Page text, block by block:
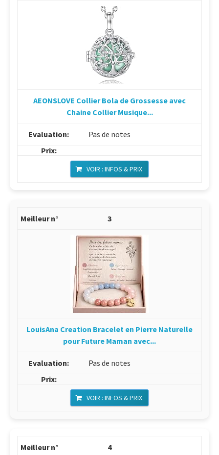
AEONSLOVE Collier Bola de Grossesse avec
Chaine Collier Musique...
Pas de notes
VOIR : INFOS & PRIX
3
LouisAna Creation Bracelet en Pierre Naturelle
pour Future Maman avec...
Pas de notes
VOIR : INFOS & PRIX
4